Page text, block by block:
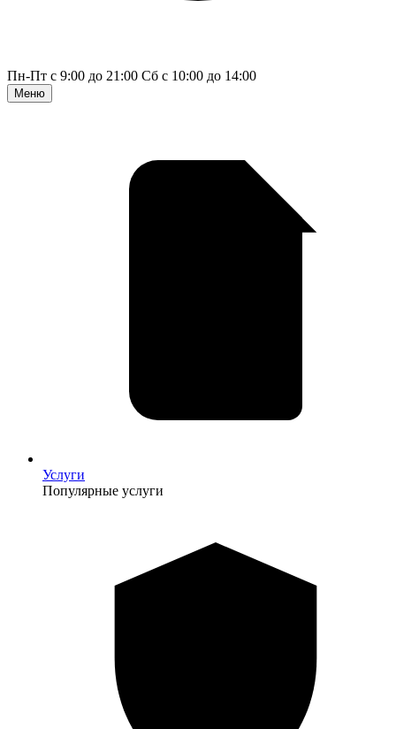
Пн-Пт с 9:00 до 21:00 Сб с 10:00 до 14:00
Меню
Услуги
Популярные услуги